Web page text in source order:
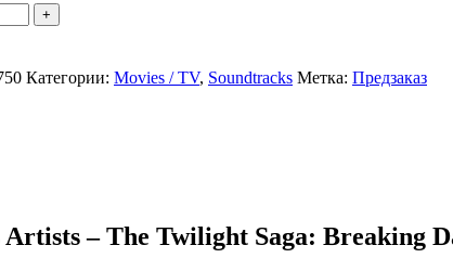
Категории: Movies / TV, Soundtracks Метка: Предзаказ
Artists – The Twilight Saga: Breaking